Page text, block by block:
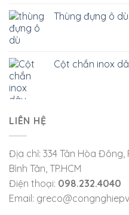
Thùng đựng ô dù
Cột chắn inox
LIÊN HỆ
Địa chỉ: 334 Tân Hòa
Bình Tân, TP.HCM
Điện thoại: 098.232.4040
Email: